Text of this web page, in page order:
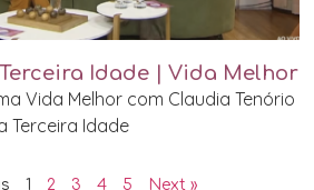
Idade | Vida Melhor
Vida Melhor com Claudia Tenório
Terceira Idade
1 2 3 4 5 Next »